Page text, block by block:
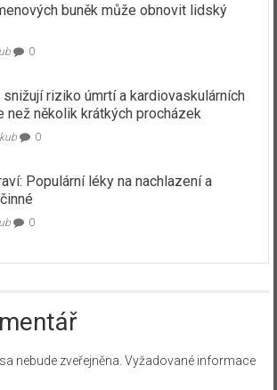
buněk může obnovit lidský
0
riziko úmrtí a kardiovaskulárních
než několik krátkých procházek
0
Populární léky na nachlazení a
0
nebude zveřejněna. Vyžadované informace